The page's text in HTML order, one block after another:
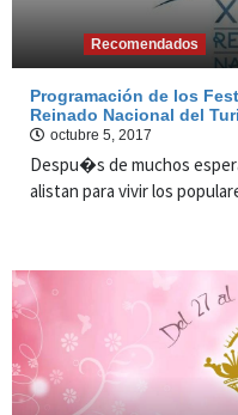
Recomendados
Programación de los
Reinado Nacional del
octubre 5, 2017
Despu�s de muchos
alistan para vivir los